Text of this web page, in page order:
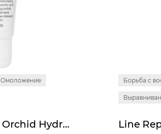
Омоложение
Line Repair Hydra Orchid Hydration Mask
Борьба с